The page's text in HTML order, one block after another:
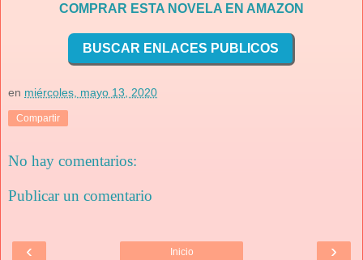
COMPRAR ESTA NOVELA EN AMAZON
BUSCAR ENLACES PUBLICOS
en miércoles, mayo 13, 2020
Compartir
No hay comentarios:
Publicar un comentario
‹ ›
Inicio